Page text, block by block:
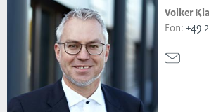
Volker
Fon: +49